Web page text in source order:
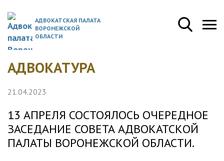
АДВОКАТСКАЯ ПАЛАТА
ВОРОНЕЖСКОЙ
ОБЛАСТИ
АДВОКАТУРА
21.04.2023
13 АПРЕЛЯ СОСТОЯЛОСЬ ОЧЕРЕДНОЕ
ЗАСЕДАНИЕ СОВЕТА АДВОКАТСКОЙ
ПАЛАТЫ ВОРОНЕЖСКОЙ ОБЛАСТИ.